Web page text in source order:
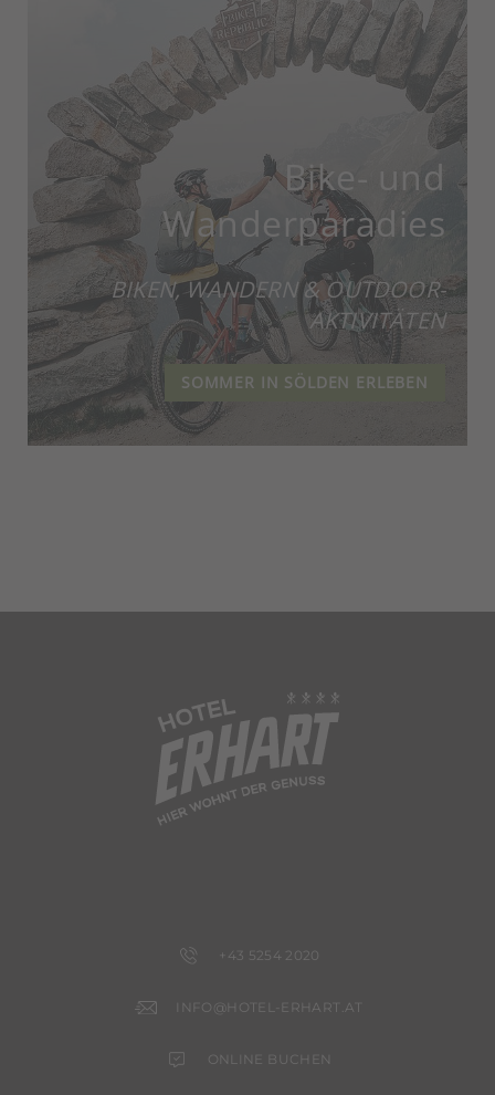
Bike- und
Wanderparadies
BIKEN, WANDERN & OUTDOOR-
AKTIVITÄTEN
SOMMER IN SÖLDEN ERLEBEN
+43 5254 2020
INFO@HOTEL-ERHART.AT
ONLINE BUCHEN